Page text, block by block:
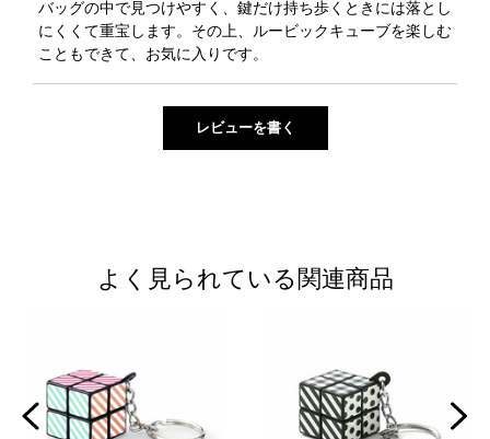
バッグの中で見つけやすく、鍵だけ持ち歩くときには落とし
にくくて重宝します。その上、ルービックキューブを楽しむ
こともできて、お気に入りです。
よく見られている関連商品